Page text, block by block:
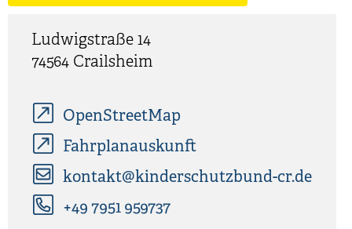
Ludwigstraße 14
74564 Crailsheim
OpenStreetMap
Fahrplanauskunft
kontakt@kinderschutzbund-cr.de
+49 7951 959737